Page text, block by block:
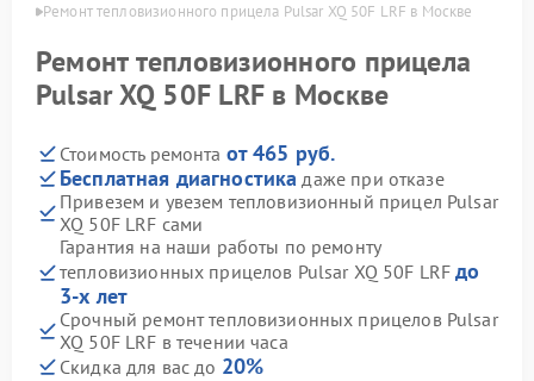
Ремонт тепловизионного прицела Pulsar XQ 50F LRF в Москве
Ремонт тепловизионного прицела
Pulsar XQ 50F LRF в Москве
Стоимость ремонта от 465 руб.
Бесплатная диагностика даже при отказе
Привезем и увезем тепловизионный прицел Pulsar
XQ 50F LRF сами
Гарантия на наши работы по ремонту
тепловизионных прицелов Pulsar XQ 50F LRFдо
3-х лет
Срочный ремонт тепловизионных прицелов Pulsar
XQ 50F LRF в течении часа
Скидка для вас до 20%